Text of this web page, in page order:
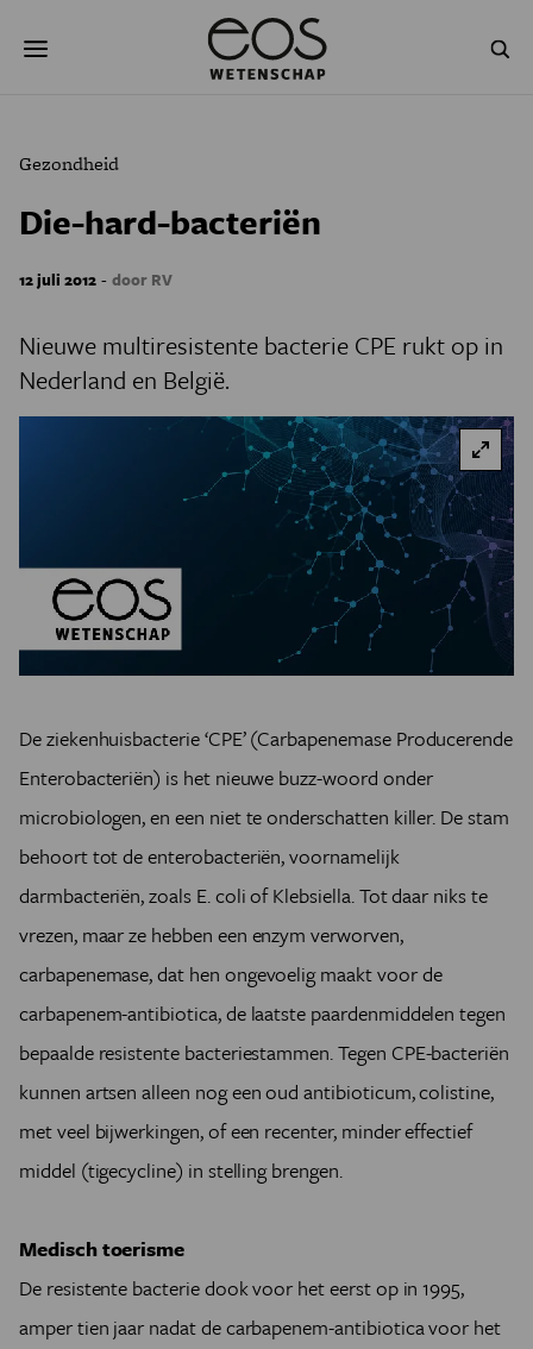
naar
PODCAST
JONGE UITDAGERS
Gezondheid
Die-hard-bacteriën
12 juli 2012 - door RV
Nieuwe multiresistente bacterie CPE rukt op in
Nederland en België.
De ziekenhuisbacterie ‘CPE’ (Carbapenemase Producerende
Enterobacteriën) is het nieuwe buzz-woord onder
microbiologen, en een niet te onderschatten killer. De stam
behoort tot de enterobacteriën, voornamelijk
darmbacteriën, zoals E. coli of Klebsiella. Tot daar niks te
vrezen, maar ze hebben een enzym verworven,
carbapenemase, dat hen ongevoelig maakt voor de
carbapenem-antibiotica, de laatste paardenmiddelen tegen
bepaalde resistente bacteriestammen. Tegen CPE-bacteriën
kunnen artsen alleen nog een oud antibioticum, colistine,
met veel bijwerkingen, of een recenter, minder effectief
middel (tigecycline) in stelling brengen.
Medisch toerisme
De resistente bacterie dook voor het eerst op in 1995,
amper tien jaar nadat de carbapenem-antibiotica voor het